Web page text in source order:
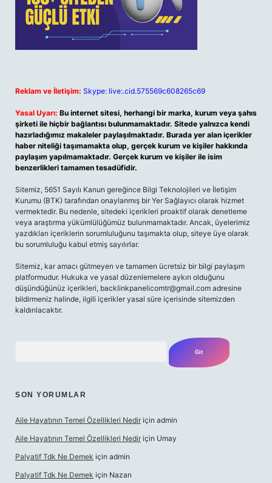
Reklam ve İletişim: Skype: live:.cid.575569c608265c69
Yasal Uyarı: Bu internet sitesi, herhangi bir marka, kurum veya şahıs
şirketi ile hiçbir bağlantısı bulunmamaktadır. Sitede yalnızca kendi
hazırladığımız makaleler paylaşılmaktadır. Burada yer alan içerikler
haber niteliği taşımamakta olup, gerçek kurum ve kişiler hakkında
paylaşım yapılmamaktadır. Gerçek kurum ve kişiler ile isim
benzerlikleri tamamen tesadüfidir.
Sitemiz, 5651 Sayılı Kanun gereğince Bilgi Teknolojileri ve İletişim
Kurumu (BTK) tarafından onaylanmış bir Yer Sağlayıcı olarak hizmet
vermektedir. Bu nedenle, sitedeki içerikleri proaktif olarak denetleme
veya araştırma yükümlülüğümüz bulunmamaktadır. Ancak, üyelerimiz
yazdıkları içeriklerin sorumluluğunu taşımakta olup, siteye üye olarak
bu sorumluluğu kabul etmiş sayılırlar.
Sitemiz, kar amacı gütmeyen ve tamamen ücretsiz bir bilgi paylaşım
platformudur. Hukuka ve yasal düzenlemelere aykırı olduğunu
düşündüğünüz içerikleri, backlinkpanelicomtr@gmail.com adresine
bildirmeniz halinde, ilgili içerikler yasal süre içerisinde sitemizden
kaldırılacaktır.
SON YORUMLAR
Aile Hayatının Temel Özellikleri Nedir için admin
Aile Hayatının Temel Özellikleri Nedir için Umay
Palyatif Tdk Ne Demek için admin
Palyatif Tdk Ne Demek için Nazan